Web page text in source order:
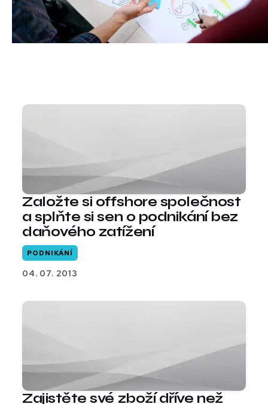
Založte si offshore společnost
a splňte si sen o podnikání bez
daňového zatížení
PODNIKÁNÍ
04. 07. 2013
Zajistěte své zboží dříve než